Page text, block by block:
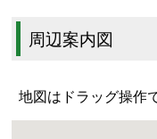
周辺案内図
地図はドラッグ操作